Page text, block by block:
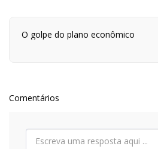
O golpe do plano econômico
Comentários